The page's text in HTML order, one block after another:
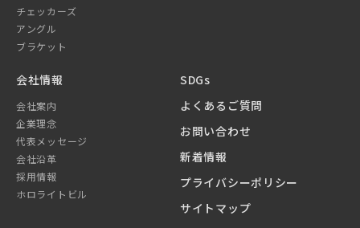
チェッカーズ
アングル
ブラケット
会社情報
会社案内
企業理念
代表メッセージ
会社沿革
採用情報
ホロライトビル
SDGs
よくあるご質問
お問い合わせ
新着情報
プライバシーポリシー
サイトマップ